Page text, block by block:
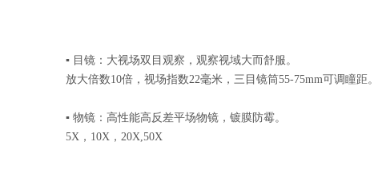
▪ 目镜：大视场双目观察，观察视域大而舒服。
放大倍数10倍，视场指数22毫米，三目镜筒55-75mm可调瞳距。
▪ 物镜：高性能高反差平场物镜，镀膜防霉。
5X，10X，20X,50X